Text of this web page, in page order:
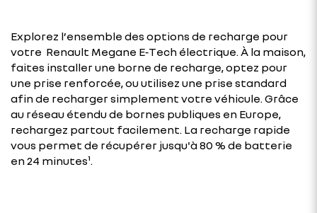
Explorez l’ensemble des options de recharge pour
votre Renault Megane E‑Tech électrique. À la maison,
faites installer une borne de recharge, optez pour
une prise renforcée, ou utilisez une prise standard
afin de recharger simplement votre véhicule. Grâce
au réseau étendu de bornes publiques en Europe,
rechargez partout facilement. La recharge rapide
vous permet de récupérer jusqu'à 80 % de batterie
en 24 minutes¹.